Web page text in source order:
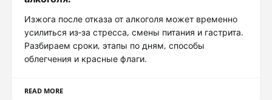
Изжога после отказа от алкоголя может временно
усилиться из‑за стресса, смены питания и гастрита.
Разбираем сроки, этапы по дням, способы
облегчения и красные флаги.
READ MORE